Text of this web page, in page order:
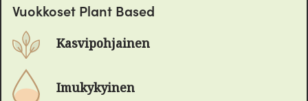
Vuokkoset Plant Based
Kasvipohjainen
Imukykyinen